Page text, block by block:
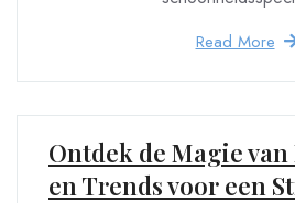
Read More
Ontdek de Magie
en Trends voor een